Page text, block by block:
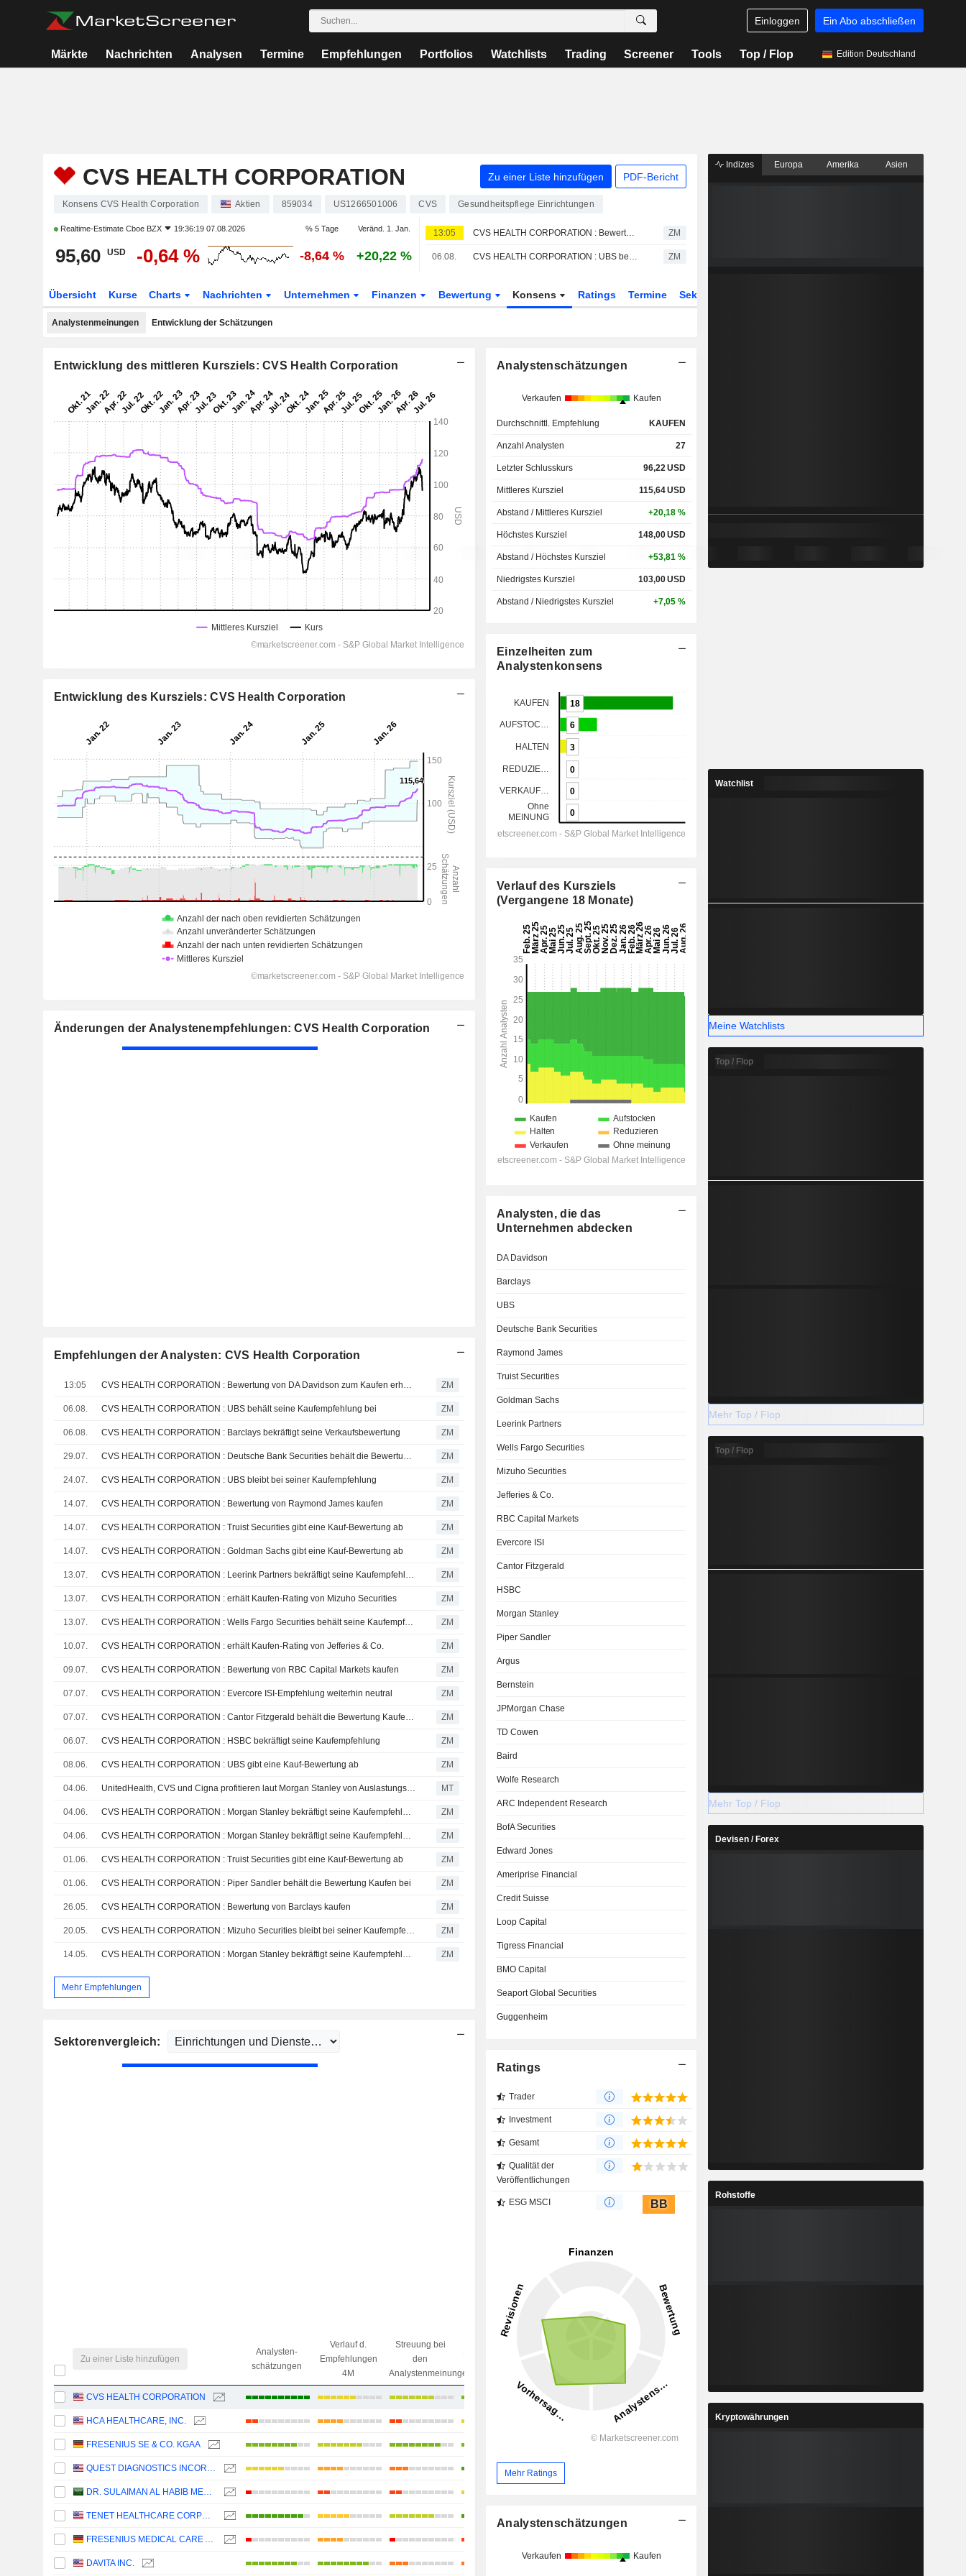
Einloggen Ein Abo abschließen
Märkte Nachrichten Analysen Termine Empfehlungen Portfolios Watchlists Trading Screener Tools Top / Flop Edition Deutschland
CVS HEALTH CORPORATION Zu einer Liste hinzufügen PDF-Bericht
Konsens CVS Health Corporation Aktien 859034 US1266501006 CVS Gesundheitspflege Einrichtungen
Realtime-Estimate Cboe BZX 19:36:19 07.08.2026 % 5 Tage Veränd. 1. Jan.
95,60 USD -0,64 % -8,64 % +20,22 %
13:05 CVS HEALTH CORPORATION : Bewertung von DA Davidson zum Kaufen erhalten ZM
06.08. CVS HEALTH CORPORATION : UBS behält seine Kaufempfehlung bei ZM
Übersicht Kurse Charts Nachrichten Unternehmen Finanzen Bewertung Konsens Ratings Termine Sektor
Analystenmeinungen Entwicklung der Schätzungen
Entwicklung des mittleren Kursziels: CVS Health Corporation
Entwicklung des Kursziels: CVS Health Corporation
Änderungen der Analystenempfehlungen: CVS Health Corporation
Empfehlungen der Analysten: CVS Health Corporation
13:05 CVS HEALTH CORPORATION : Bewertung von DA Davidson zum Kaufen erhalten ZM
06.08. CVS HEALTH CORPORATION : UBS behält seine Kaufempfehlung bei ZM
06.08. CVS HEALTH CORPORATION : Barclays bekräftigt seine Verkaufsbewertung ZM
29.07. CVS HEALTH CORPORATION : Deutsche Bank Securities behält die Bewertung Kaufen bei ZM
24.07. CVS HEALTH CORPORATION : UBS bleibt bei seiner Kaufempfehlung ZM
14.07. CVS HEALTH CORPORATION : Bewertung von Raymond James kaufen ZM
14.07. CVS HEALTH CORPORATION : Truist Securities gibt eine Kauf-Bewertung ab ZM
14.07. CVS HEALTH CORPORATION : Goldman Sachs gibt eine Kauf-Bewertung ab ZM
13.07. CVS HEALTH CORPORATION : Leerink Partners bekräftigt seine Kaufempfehlung ZM
13.07. CVS HEALTH CORPORATION : erhält Kaufen-Rating von Mizuho Securities ZM
13.07. CVS HEALTH CORPORATION : Wells Fargo Securities behält seine Kaufempfehlung bei ZM
10.07. CVS HEALTH CORPORATION : erhält Kaufen-Rating von Jefferies & Co. ZM
09.07. CVS HEALTH CORPORATION : Bewertung von RBC Capital Markets kaufen ZM
07.07. CVS HEALTH CORPORATION : Evercore ISI-Empfehlung weiterhin neutral ZM
07.07. CVS HEALTH CORPORATION : Cantor Fitzgerald behält die Bewertung Kaufen bei ZM
06.07. CVS HEALTH CORPORATION : HSBC bekräftigt seine Kaufempfehlung ZM
08.06. CVS HEALTH CORPORATION : UBS gibt eine Kauf-Bewertung ab ZM
04.06. UnitedHealth, CVS und Cigna profitieren laut Morgan Stanley von Auslastungstrends und KI-Potenzialen MT
04.06. CVS HEALTH CORPORATION : Morgan Stanley bekräftigt seine Kaufempfehlung ZM
04.06. CVS HEALTH CORPORATION : Morgan Stanley bekräftigt seine Kaufempfehlung ZM
01.06. CVS HEALTH CORPORATION : Truist Securities gibt eine Kauf-Bewertung ab ZM
01.06. CVS HEALTH CORPORATION : Piper Sandler behält die Bewertung Kaufen bei ZM
26.05. CVS HEALTH CORPORATION : Bewertung von Barclays kaufen ZM
20.05. CVS HEALTH CORPORATION : Mizuho Securities bleibt bei seiner Kaufempfehlung ZM
14.05. CVS HEALTH CORPORATION : Morgan Stanley bekräftigt seine Kaufempfehlung ZM
Mehr Empfehlungen
Sektorenvergleich:
Zu einer Liste hinzufügen
Analysten-
schätzungen
Verlauf d.
Empfehlungen
4M
Streuung bei
den
Analystenmeinungen
Streuung beim
Ziel/
Preisdifferenz
CVS HEALTH CORPORATION +20,18 %
HCA HEALTHCARE, INC. +10,88 %
FRESENIUS SE & CO. KGAA
QUEST DIAGNOSTICS INCORPORATED +3,09 %
DR. SULAIMAN AL HABIB MEDICAL SERVICES GROUP COMPANY
TENET HEALTHCARE CORPORATION
FRESENIUS MEDICAL CARE AG
DAVITA INC.
Analystenschätzungen
Verkaufen Kaufen
Durchschnittl. Empfehlung KAUFEN
Anzahl Analysten 27
Letzter Schlusskurs 96,22USD
Mittleres Kursziel 115,64USD
Abstand / Mittleres Kursziel +20,18 %
Höchstes Kursziel 148,00USD
Abstand / Höchstes Kursziel +53,81 %
Niedrigstes Kursziel 103,00USD
Abstand / Niedrigstes Kursziel +7,05 %
Einzelheiten zum
Analystenkonsens
Verlauf des Kursziels
(Vergangene 18 Monate)
Analysten, die das
Unternehmen abdecken
DA Davidson
Barclays
UBS
Deutsche Bank Securities
Raymond James
Truist Securities
Goldman Sachs
Leerink Partners
Wells Fargo Securities
Mizuho Securities
Jefferies & Co.
RBC Capital Markets
Evercore ISI
Cantor Fitzgerald
HSBC
Morgan Stanley
Piper Sandler
Argus
Bernstein
JPMorgan Chase
TD Cowen
Baird
Wolfe Research
ARC Independent Research
BofA Securities
Edward Jones
Ameriprise Financial
Credit Suisse
Loop Capital
Tigress Financial
BMO Capital
Seaport Global Securities
Guggenheim
Ratings
Trader
Investment
Gesamt
Qualität der
Veröffentlichungen
ESG MSCI BB
Mehr Ratings
Analystenschätzungen
Verkaufen Kaufen
Indizes Europa Amerika Asien
Watchlist
Meine Watchlists
Top / Flop
Mehr Top / Flop
Top / Flop
Mehr Top / Flop
Devisen / Forex
Rohstoffe
Kryptowährungen